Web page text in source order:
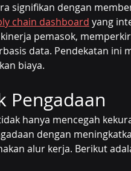
signifikan dengan
chain dashboard yang
pemasok,
data. Pendekatan ini
biaya.
Pengadaan
hanya mencegah
dengan
alur kerja. Berikut